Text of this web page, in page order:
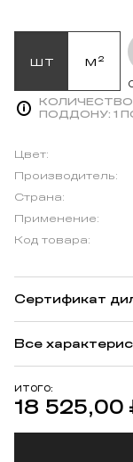
шт м²
ПОДДОНУ: 1
ИТОГО:
18 525,00
Цвет:
Производитель:
Страна:
Применение:
Код товара:
Все
Сертификат